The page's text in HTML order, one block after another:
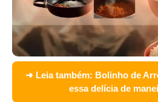
➜ Leia também: Bolinho de
essa delícia de